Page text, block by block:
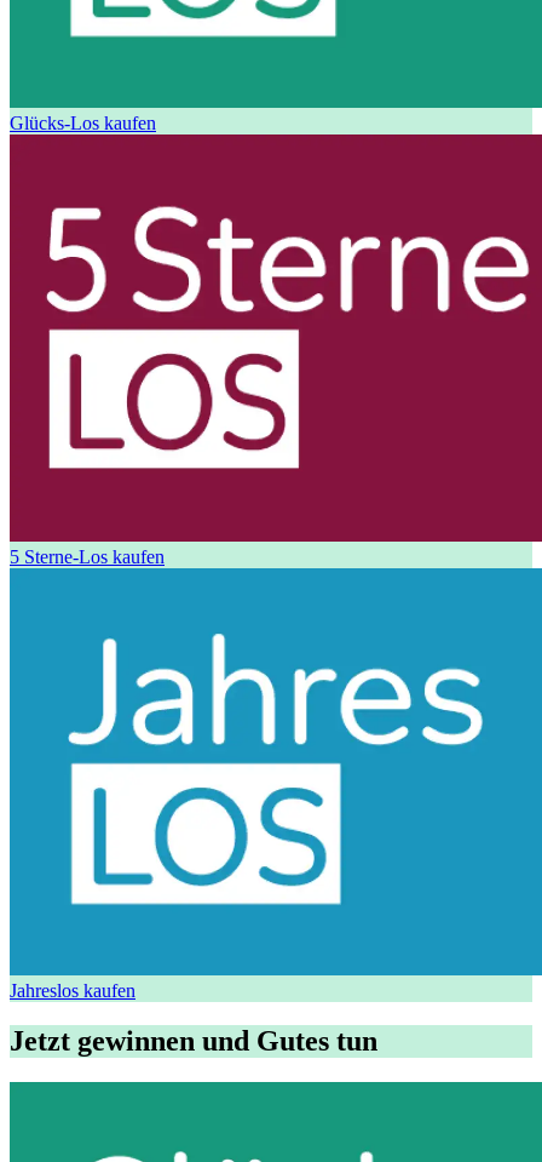
Glücks-Los kaufen
5 Sterne-Los kaufen
Jahreslos kaufen
Jetzt gewinnen und Gutes tun